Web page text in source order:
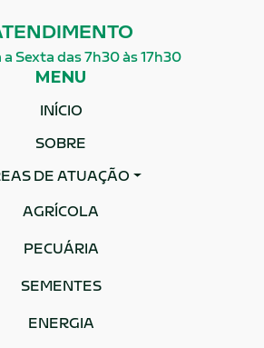
a Sexta das 7h30 às 17h30
MENU
INÍCIO
SOBRE
DE ATUAÇÃO
AGRÍCOLA
PECUÁRIA
SEMENTES
ENERGIA